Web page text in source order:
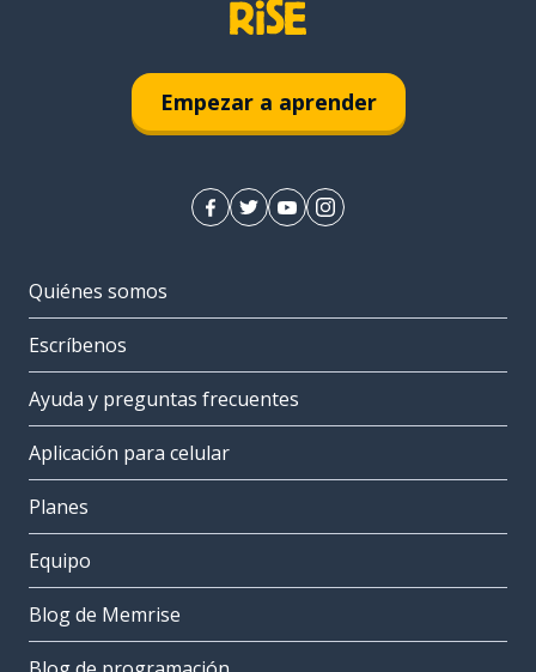
Empezar a aprender
Quiénes somos
Escríbenos
Ayuda y preguntas frecuentes
Aplicación para celular
Planes
Equipo
Blog de Memrise